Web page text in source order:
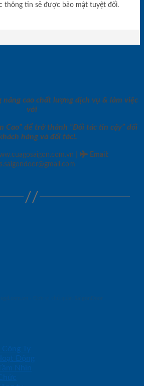
thông tin sẽ được bảo mật tuyệt đối.
nâng cao chất lượng dịch vụ & làm việc
với
Cao” để trở thành “Đối tác tin cậy” đối
hàng và đối tác!.
Email :
Ty
Động
Nhìn